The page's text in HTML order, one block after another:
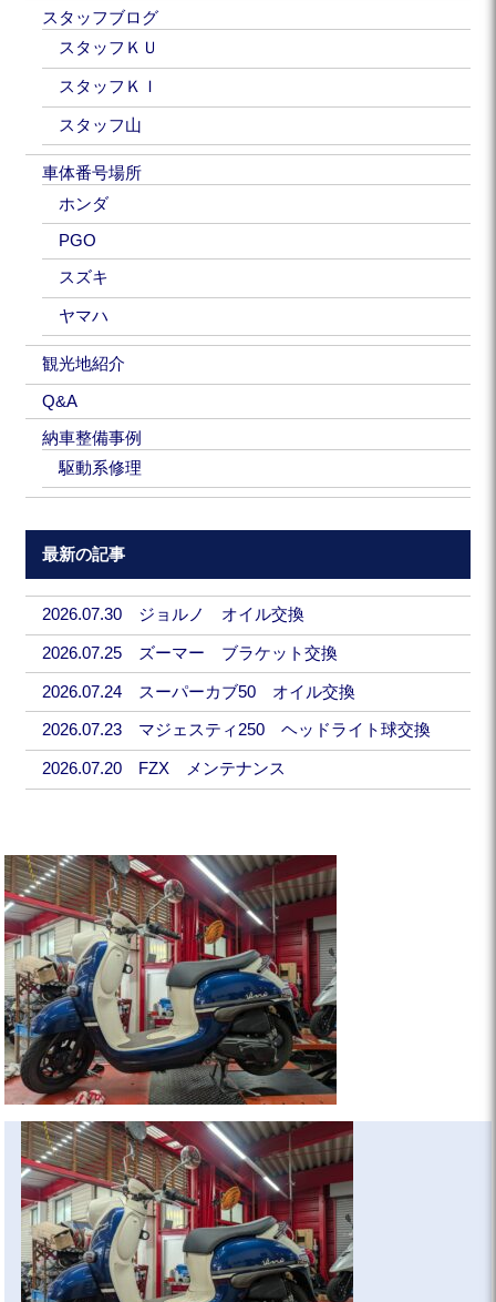
スタッフブログ
スタッフＫＵ
スタッフＫＩ
スタッフ山
車体番号場所
ホンダ
PGO
スズキ
ヤマハ
観光地紹介
Q&A
納車整備事例
駆動系修理
最新の記事
2026.07.30 ジョルノ オイル交換
2026.07.25 ズーマー ブラケット交換
2026.07.24 スーパーカブ50 オイル交換
2026.07.23 マジェスティ250 ヘッドライト球交換
2026.07.20 FZX メンテナンス